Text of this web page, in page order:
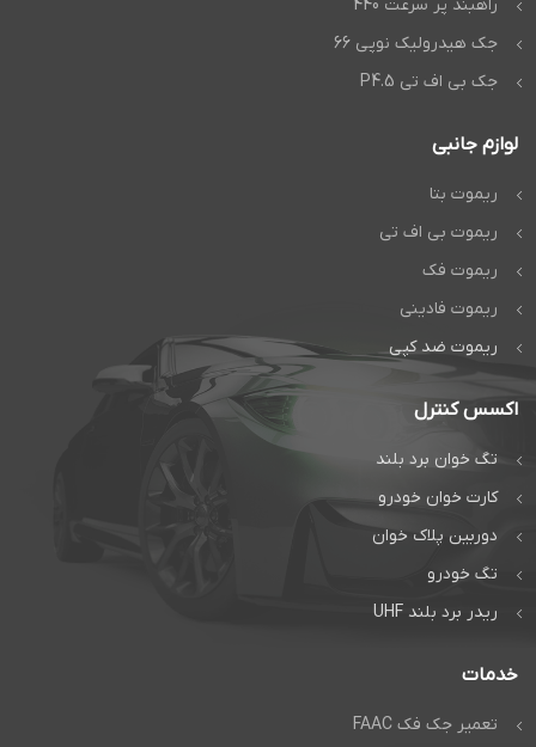
راهبند پر سرعت 440
جک هیدرولیک نوپی 66
جک بی اف تی P4.5
لوازم جانبی
ریموت بتا
ریموت بی اف تی
ریموت فک
ریموت فادینی
ریموت ضد کپی
اکسس کنترل
تگ خوان برد بلند
کارت خوان خودرو
دوربین پلاک خوان
تگ خودرو
ریدر برد بلند UHF
خدمات
تعمیر جک فک FAAC